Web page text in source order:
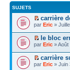
SUJETS
carrière
par Eric »
le bloc
par Eric »
carrière
par Eric » Juin